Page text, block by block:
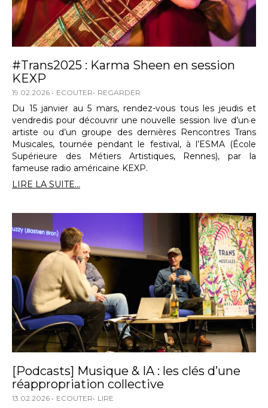
#Trans2025 : Karma Sheen en session
KEXP
19.02.2026 ECOUTER REGARDER
Du 15 janvier au 5 mars, rendez-vous tous les jeudis et
vendredis pour découvrir une nouvelle session live d’un·e
artiste ou d’un groupe des dernières Rencontres Trans
Musicales, tournée pendant le festival, à l’ESMA (École
Supérieure des Métiers Artistiques, Rennes), par la
fameuse radio américaine KEXP.
LIRE LA SUITE...
[Podcasts] Musique & IA : les clés d’une
réappropriation collective
13.02.2026 ECOUTER LIRE